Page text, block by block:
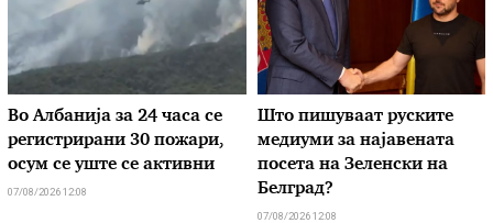
Во Албанија за 24 часа се
регистрирани 30 пожари,
осум се уште се активни
07/08/2026 12:08
Што пишуваат руските
медиуми за најавената
посета на Зеленски на
Белград?
07/08/2026 12:08